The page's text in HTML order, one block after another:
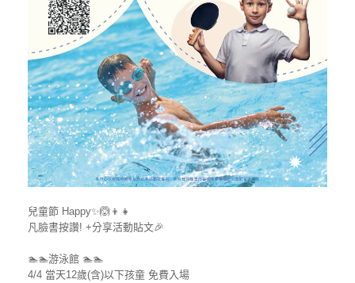
兒童節 Happy✨🙆👦👧
凡臉書按讚! +分享活動貼文🎉
🏊🏊游泳館 🏊🏊
4/4 當天12歲(含)以下孩童 免費入場